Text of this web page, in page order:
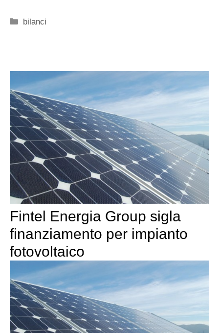
Categorie
bilanci
Fintel Energia Group sigla
finanziamento per impianto
fotovoltaico